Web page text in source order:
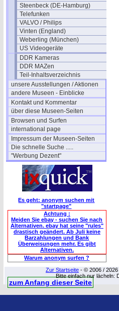
Steenbeck (DE-Hamburg)
Telefunken
VALVO / Philips
Vinten (England)
Weberling (München)
US Videogeräte
DDR Kameras
DDR MAZen
Teil-Inhaltsverzeichnis
unsere Ausstellungen / Aktionen
andere Museen - Einblicke
Kontakt und Kommentar
über diese Museen-Seiten
Browsen und Surfen
international page
Impressum der Museen-Seiten
Die schnelle Suche .....
"Werbung Dezent"
Es geht: anonym suchen mit
"startpage"
Achtung :
Meiden Sie ebay - suchen Sie nach
Alternativen. ebay hat seine "rules"
drastisch geändert. Ab Juli keine
Barzahlungen und Bank
Überweisungen mehr. Es gibt
Alternativen.
Warum anonym surfen ?
Zur Startseite - © 2006 /
Bitte einfach nur lächeln:
zum Anfang dieser Seite